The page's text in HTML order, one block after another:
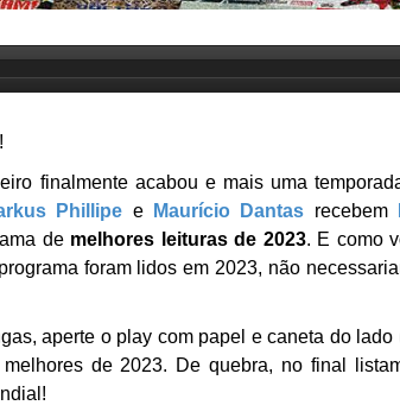
finalmente acabou e mais uma
Phillipe e Maurício Dantas recebem
de melhores leituras de 2023. E como
foram lidos em 2023, não
aperte o play com papel e caneta do
de 2023. De quebra, no final